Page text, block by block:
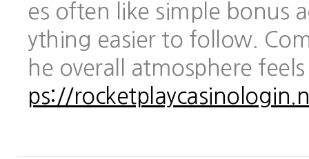
es often like simple bonus
ything easier to follow.
he overall atmosphere
ps://